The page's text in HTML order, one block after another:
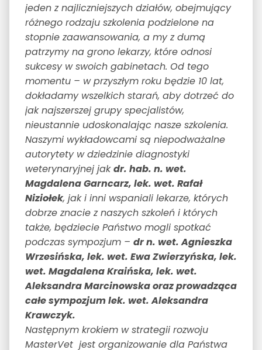
jeden z najliczniejszych działów, obejmujący
różnego rodzaju szkolenia podzielone na
stopnie zaawansowania, a my z dumą
patrzymy na grono lekarzy, które odnosi
sukcesy w swoich gabinetach. Od tego
momentu – w przyszłym roku będzie 10 lat,
dokładamy wszelkich starań, aby dotrzeć do
jak najszerszej grupy specjalistów,
nieustannie udoskonalając nasze szkolenia.
Naszymi wykładowcami są niepodważalne
autorytety w dziedzinie diagnostyki
weterynaryjnej jakdr. hab. n. wet.
Magdalena Garncarz, lek. wet. Rafał
Niziołek, jak i inni wspaniali lekarze, których
dobrze znacie z naszych szkoleń i których
także, będziecie Państwo mogli spotkać
podczas sympozjum – dr n. wet. Agnieszka
Wrzesińska, lek. wet. Ewa Zwierzyńska, lek.
wet. Magdalena Kraińska, lek. wet.
Aleksandra Marcinowska oraz prowadząca
całe sympozjum lek. wet. Aleksandra
Krawczyk.
Następnym krokiem w strategii rozwoju
MasterVet jest organizowanie dla Państwa